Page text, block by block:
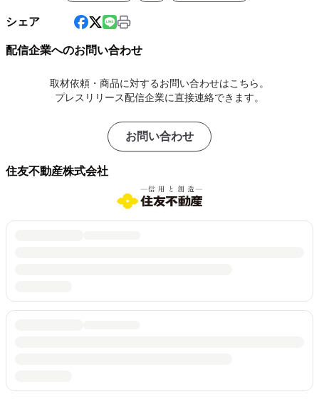
シェア
配信企業へのお問い合わせ
取材依頼・商品に対するお問い合わせはこちら。
プレスリリース配信企業に直接連絡できます。
お問い合わせ
住友不動産株式会社